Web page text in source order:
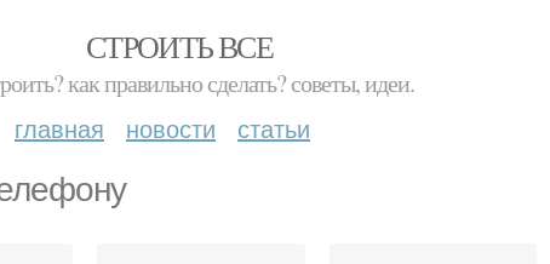
СТРОИТЬ ВСЕ
как правильно сделать? советы, идеи.
главная новости статьи